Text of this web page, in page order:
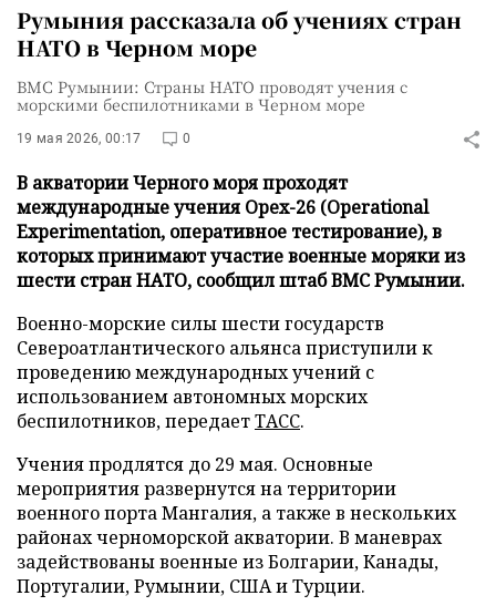
Румыния рассказала об учениях стран
НАТО в Черном море
ВМС Румынии: Страны НАТО проводят учения с
морскими беспилотниками в Черном море
19 мая 2026, 00:17 0
В акватории Черного моря проходят
международные учения Opex-26 (Operational
Experimentation, оперативное тестирование), в
которых принимают участие военные моряки из
шести стран НАТО, сообщил штаб ВМС Румынии.
Военно-морские силы шести государств
Североатлантического альянса приступили к
проведению международных учений с
использованием автономных морских
беспилотников, передаетТАСС.
Учения продлятся до 29 мая. Основные
мероприятия развернутся на территории
военного порта Мангалия, а также в нескольких
районах черноморской акватории. В маневрах
задействованы военные из Болгарии, Канады,
Португалии, Румынии, США и Турции.